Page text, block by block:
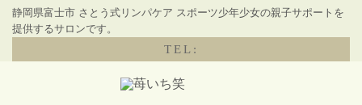
静岡県富士市 さとう式リンパケア スポーツ少年少女の親子サポートを
提供するサロンです。
TEL: